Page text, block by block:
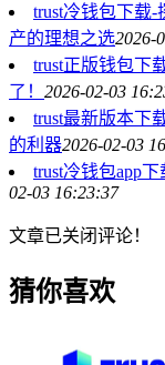
trust冷钱包下载-
产的理想之选2026-
trust正版钱包下
了！ 2026-02-03
trust最新版本下
的利器2026-02-03
trust冷钱包app
02-03 16:23:37
文章已关闭评论！
猜你喜欢